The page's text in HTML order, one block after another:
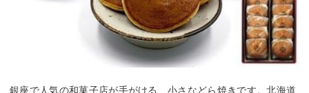
銀座で人気の和菓子店が手がける、小さなどら焼きです。北海道